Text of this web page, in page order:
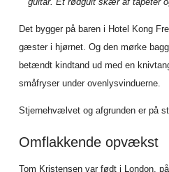
Det bygger på baren i Hotel Kong
gæster i hjørnet. Og den mørke
betændt kindtand ud med en
småfryser under ovenlysvinduerne.
Stjernehvælvet og afgrunden er på
Omflakkende opvækst
Tom Kristensen var født i London,